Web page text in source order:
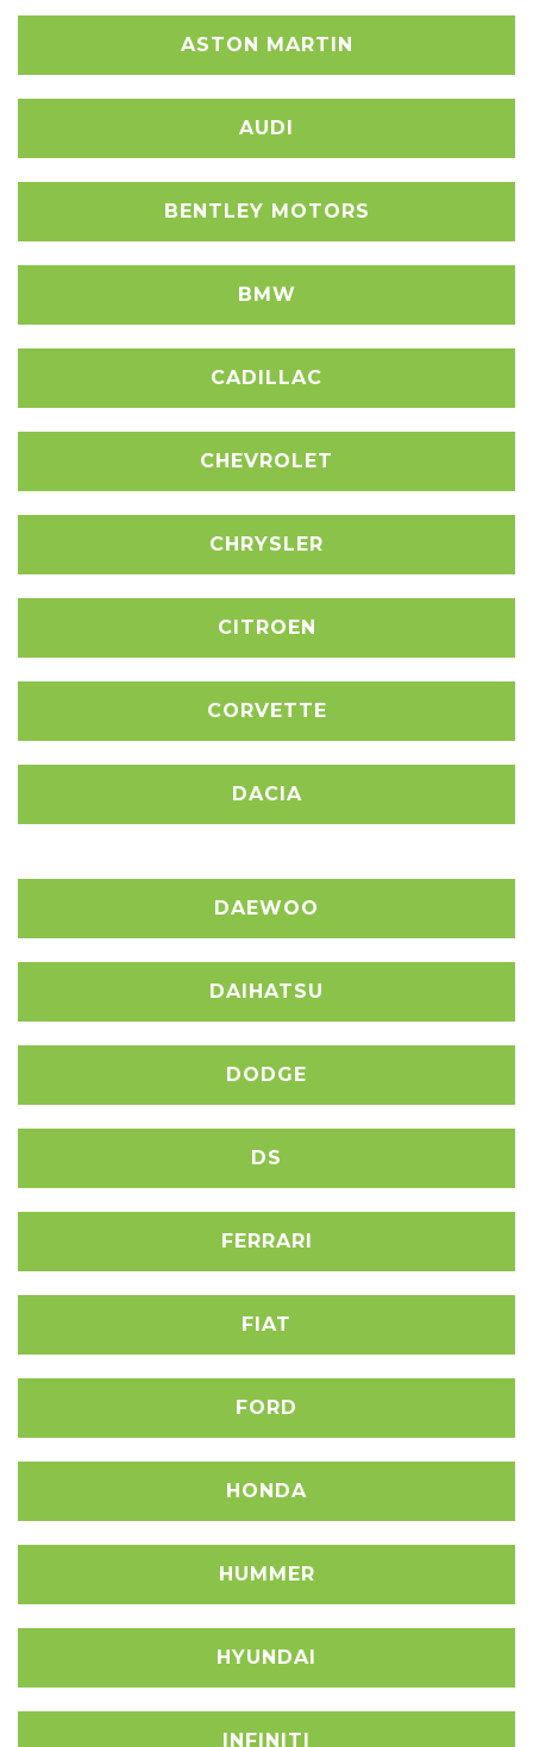
ASTON MARTIN
AUDI
BENTLEY MOTORS
BMW
CADILLAC
CHEVROLET
CHRYSLER
CITROEN
CORVETTE
DACIA
DAEWOO
DAIHATSU
DODGE
DS
FERRARI
FIAT
FORD
HONDA
HUMMER
HYUNDAI
INFINITI